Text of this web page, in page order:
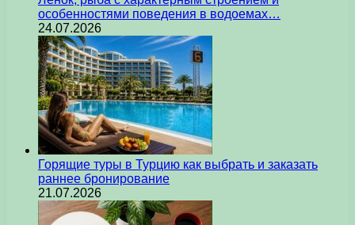
особенностями поведения в водоемах…
24.07.2026
Горящие туры в Турцию как выбрать и заказать
раннее бронирование
21.07.2026